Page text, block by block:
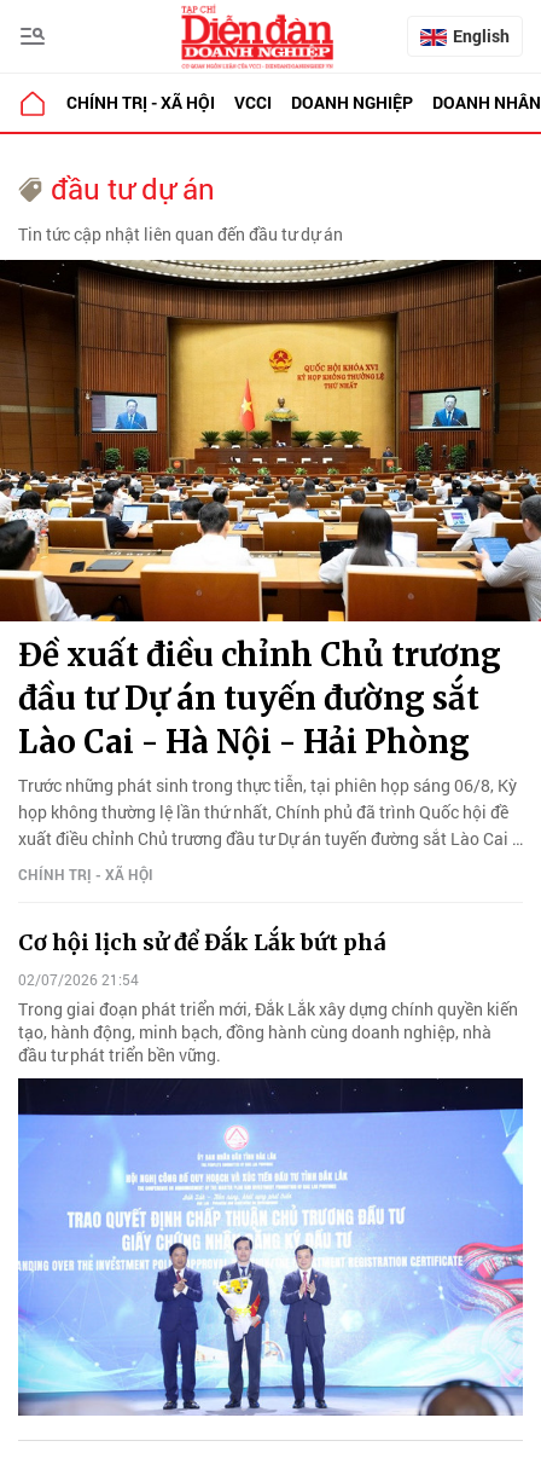
English
CHÍNH TRỊ - XÃ HỘI VCCI DOANH NGHIỆP DOANH NHÂN
đầu tư dự án
Tin tức cập nhật liên quan đến đầu tư dự án
Đề xuất điều chỉnh Chủ trương
đầu tư Dự án tuyến đường sắt
Lào Cai - Hà Nội - Hải Phòng
Trước những phát sinh trong thực tiễn, tại phiên họp sáng 06/8, Kỳ
họp không thường lệ lần thứ nhất, Chính phủ đã trình Quốc hội đề
xuất điều chỉnh Chủ trương đầu tư Dự án tuyến đường sắt Lào Cai -
Hà Nội - Hải Phòng.
CHÍNH TRỊ - XÃ HỘI
Cơ hội lịch sử để Đắk Lắk bứt phá
02/07/2026 21:54
Trong giai đoạn phát triển mới, Đắk Lắk xây dựng chính quyền kiến
tạo, hành động, minh bạch, đồng hành cùng doanh nghiệp, nhà
đầu tư phát triển bền vững.